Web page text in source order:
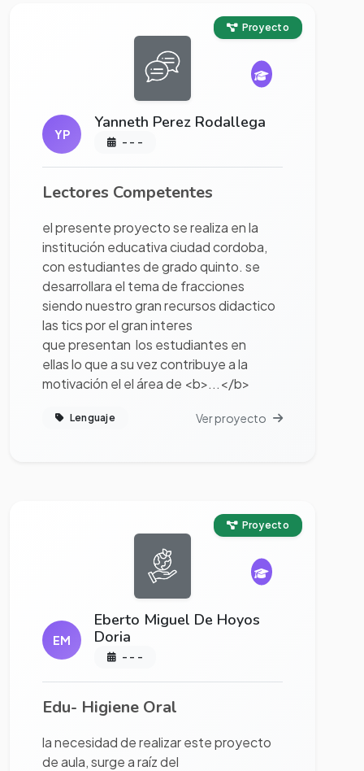
Proyecto
YP
Yanneth Perez Rodallega
- - -
Lectores Competentes
el presente proyecto se realiza en la
institución educativa ciudad cordoba,
con estudiantes de grado quinto. se
desarrollara el tema de fracciones
siendo nuestro gran recursos didactico
las tics por el gran interes
que presentan los estudiantes en
ellas lo que a su vez contribuye a la
motivación el el área de <b>...</b>
Lenguaje Ver proyecto
Proyecto
EM
Eberto Miguel De Hoyos
Doria
- - -
Edu- Higiene Oral
la necesidad de realizar este proyecto
de aula, surge a raíz del